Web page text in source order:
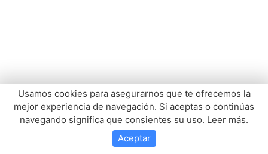
Usamos cookies para asegurarnos que te ofrecemos la
mejor experiencia de navegación. Si aceptas o continúas
navegando significa que consientes su uso. Leer más.
Aceptar